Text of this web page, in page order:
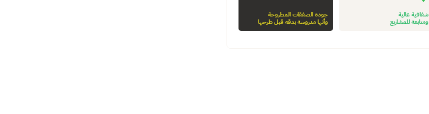
جودة الصفقات المطروحة
وأنها مدروسة بدقه قبل طرحها
شفافية عالية
ومتابعة للمشاريع